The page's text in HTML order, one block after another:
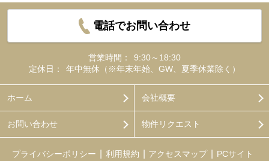
電話でお問い合わせ
営業時間：
9:30～18:30
定休日：
年中無休（※年末年始、GW、夏季休業除く）
ホーム 会社概要
お問い合わせ 物件リクエスト
プライバシーポリシー 利用規約 アクセスマップ
PCサイト